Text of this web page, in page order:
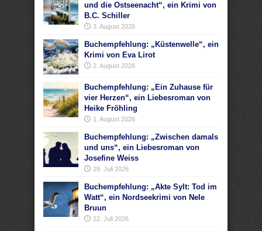
und die Ostseenacht“, ein Krimi von
B.C. Schiller
3. August 2026
Buchempfehlung: „Küstenwelle“, ein
Krimi von Eva Lirot
2. August 2026
Buchempfehlung: „Ein Zuhause für
vier Herzen“, ein Liebesroman von
Heike Fröhling
1. August 2026
Buchempfehlung: „Zwischen damals
und uns“, ein Liebesroman von
Josefine Weiss
29. Juli 2026
Buchempfehlung: „Akte Sylt: Tod im
Watt“, ein Nordseekrimi von Nele
Bruun
22. Juli 2026